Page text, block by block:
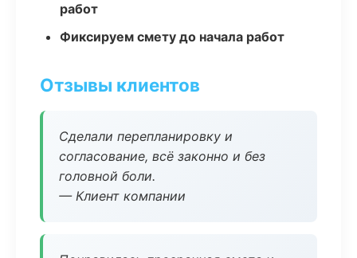
работ
Фиксируем смету до начала работ
Отзывы клиентов
Сделали перепланировку и
согласование, всё законно и без
головной боли.
— Клиент компании